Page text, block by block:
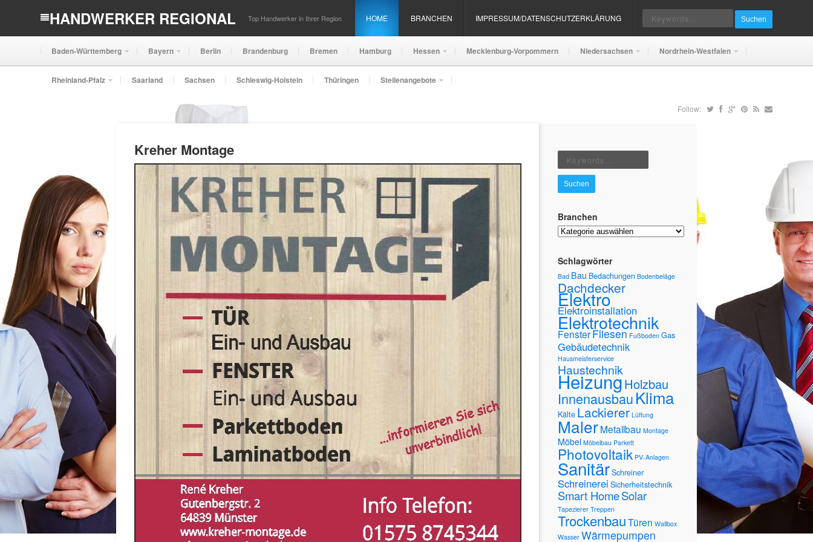
HANDWERKER REGIONAL Top Handwerker in Ihrer Region HOME BRANCHEN IMPRESSUM/DATENSCHUTZERKLÄRUNG Suchen
Baden-Württemberg Bayern Berlin Brandenburg Bremen Hamburg Hessen Mecklenburg-Vorpommern Niedersachsen Nordrhein-Westfalen
Rheinland-Pfalz Saarland Sachsen Schleswig-Holstein Thüringen Stellenangebote
Follow:
Kreher Montage
Suchen
Branchen
Branchen
Schlagwörter
Bad Bau Bedachungen Bodenbeläge
Dachdecker
Elektro
Elektroinstallation
Elektrotechnik
FensterFliesen Fußboden Gas
Gebäudetechnik
Hausmeisterservice
Haustechnik
HeizungHolzbau
InnenausbauKlima
Kälte Lackierer Lüftung
MalerMetallbau Montage
Möbel Möbelbau Parkett
Photovoltaik PV-Anlagen
SanitärSchreiner
Schreinerei Sicherheitstechnik
Smart HomeSolar
Tapezierer Treppen
TrockenbauTüren Wallbox
Wasser Wärmepumpen